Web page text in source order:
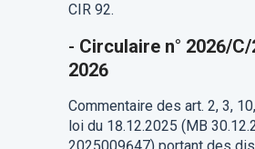
CIR 92.
- Circulaire n° 2026/
2026
Commentaire des art. 2, 3,
loi du 18.12.2025 (MB